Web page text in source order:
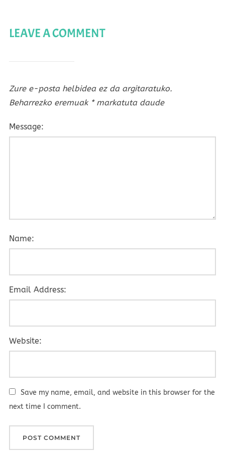
LEAVE A COMMENT
Zure e-posta helbidea ez da argitaratuko.
Beharrezko eremuak *markatuta daude
Message:
Name:
Email Address:
Website:
Save my name, email, and website in this browser for the
next time I comment.